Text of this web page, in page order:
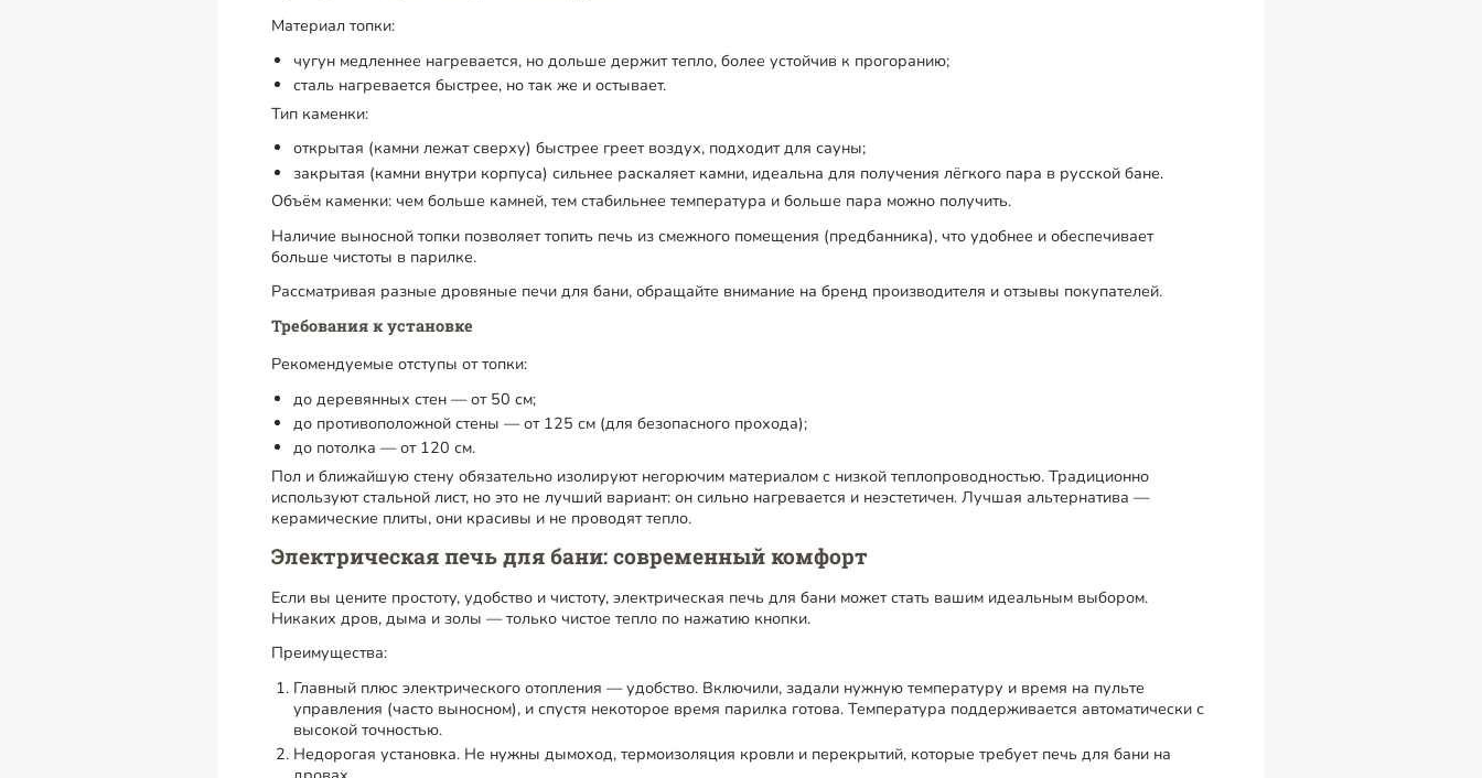
Материал топки:
чугун медленнее нагревается, но дольше держит тепло, более устойчив к прогоранию;
сталь нагревается быстрее, но так же и остывает.
Тип каменки:
открытая (камни лежат сверху) быстрее греет воздух, подходит для сауны;
закрытая (камни внутри корпуса) сильнее раскаляет камни, идеальна для получения лёгкого пара в русской бане.
Объём каменки: чем больше камней, тем стабильнее температура и больше пара можно получить.
Наличие выносной топки позволяет топить печь из смежного помещения (предбанника), что удобнее и обеспечивает
больше чистоты в парилке.
Рассматривая разные дровяные печи для бани, обращайте внимание на бренд производителя и отзывы покупателей.
Требования к установке
Рекомендуемые отступы от топки:
до деревянных стен — от 50 см;
до противоположной стены — от 125 см (для безопасного прохода);
до потолка — от 120 см.
Пол и ближайшую стену обязательно изолируют негорючим материалом с низкой теплопроводностью. Традиционно
используют стальной лист, но это не лучший вариант: он сильно нагревается и неэстетичен. Лучшая альтернатива —
керамические плиты, они красивы и не проводят тепло.
Электрическая печь для бани: современный комфорт
Если вы цените простоту, удобство и чистоту, электрическая печь для бани может стать вашим идеальным выбором.
Никаких дров, дыма и золы — только чистое тепло по нажатию кнопки.
Преимущества:
Главный плюс электрического отопления — удобство. Включили, задали нужную температуру и время на пульте
управления (часто выносном), и спустя некоторое время парилка готова. Температура поддерживается автоматически с
высокой точностью.
Недорогая установка. Не нужны дымоход, термоизоляция кровли и перекрытий, которые требует печь для бани на